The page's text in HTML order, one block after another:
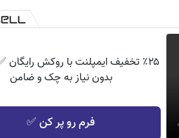
٪۲۵ تخفیف ایمپلنت با روکش
بدون نیاز به چک و ضامن
فرم رو پر کن ✅